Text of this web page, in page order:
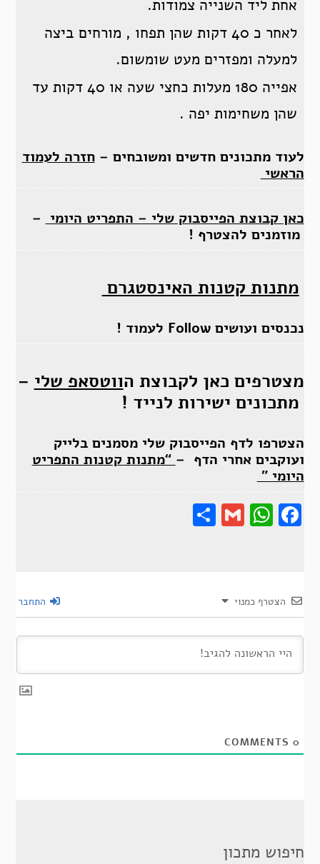
אחת ליד השנייה צמודות.
לאחר כ 40 דקות שהן תפחו , מורחים ביצה
למעלה ומפזרים מעט שומשום.
אפייה 180 מעלות כחצי שעה או 40 דקות עד
שהן משחימות יפה .
לעוד מתכונים חדשים ומשובחים –חזרה לעמוד
הראשי
כאן קבוצת הפייסבוק שלי – התפריט היומי –
מוזמנים להצטרף !
מתנות קטנות האינסטגרם
נכנסים ועושים Follow לעמוד !
מצטרפים כאן לקבוצת הווטסאפ שלי –
מתכונים ישירות לנייד !
הצטרפו לדף הפייסבוק שלי מסמנים בלייק
ועוקבים אחרי הדף – “מתנות קטנות התפריט
היומי ”
Gmail
Share
הצטרף כמנוי התחבר
0
חיפוש מתכון